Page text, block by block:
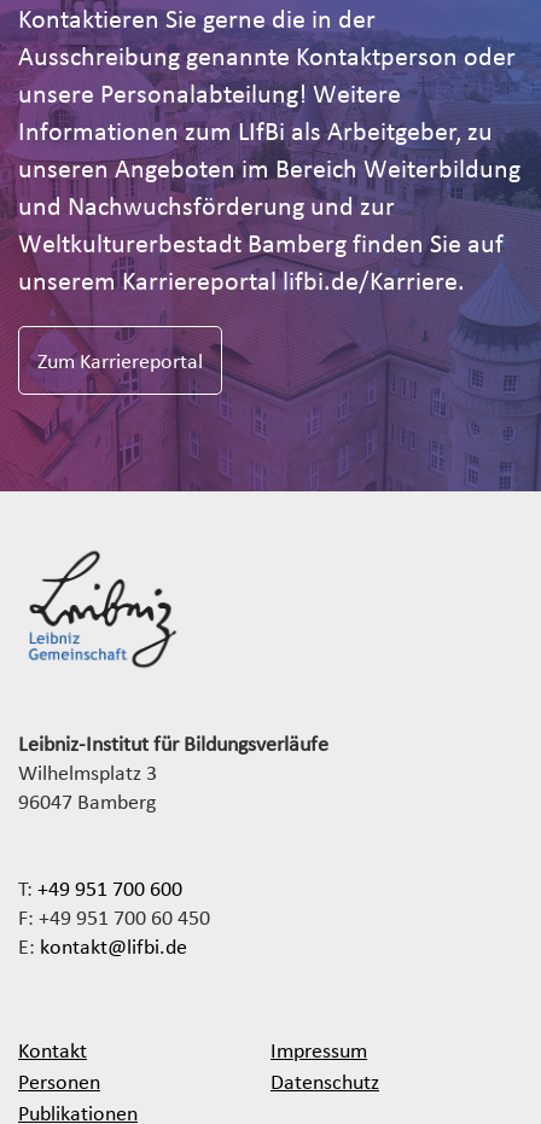
Kontaktieren Sie gerne die in der
Ausschreibung genannte Kontaktperson oder
unsere Personalabteilung! Weitere
Informationen zum LIfBi als Arbeitgeber, zu
unseren Angeboten im Bereich Weiterbildung
und Nachwuchsförderung und zur
Weltkulturerbestadt Bamberg finden Sie auf
unserem Karriereportal lifbi.de/Karriere.
Zum Karriereportal
Leibniz-Institut für Bildungsverläufe
Wilhelmsplatz 3
96047 Bamberg
T: +49 951 700 600
F: +49 951 700 60 450
E: kontakt@lifbi.de
Kontakt
Personen
Publikationen
Impressum
Datenschutz